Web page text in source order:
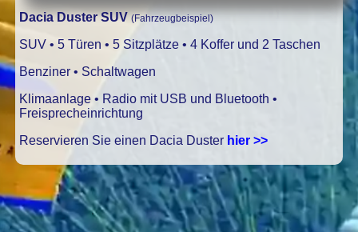
Dacia Duster SUV (Fahrzeugbeispiel)
SUV • 5 Türen • 5 Sitzplätze • 4 Koffer und 2 Taschen
Benziner • Schaltwagen
Klimaanlage • Radio mit USB und Bluetooth •
Freisprecheinrichtung
Reservieren Sie einen Dacia Duster hier >>